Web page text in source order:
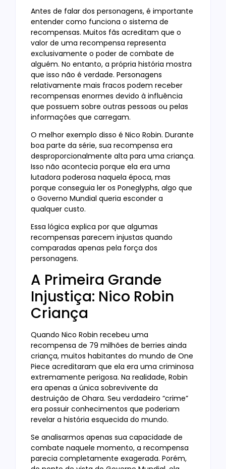
Antes de falar dos personagens, é importante
entender como funciona o sistema de
recompensas. Muitos fãs acreditam que o
valor de uma recompensa representa
exclusivamente o poder de combate de
alguém. No entanto, a própria história mostra
que isso não é verdade. Personagens
relativamente mais fracos podem receber
recompensas enormes devido à influência
que possuem sobre outras pessoas ou pelas
informações que carregam.
O melhor exemplo disso é Nico Robin. Durante
boa parte da série, sua recompensa era
desproporcionalmente alta para uma criança.
Isso não acontecia porque ela era uma
lutadora poderosa naquela época, mas
porque conseguia ler os Poneglyphs, algo que
o Governo Mundial queria esconder a
qualquer custo.
Essa lógica explica por que algumas
recompensas parecem injustas quando
comparadas apenas pela força dos
personagens.
A Primeira Grande
Injustiça: Nico Robin
Criança
Quando Nico Robin recebeu uma
recompensa de 79 milhões de berries ainda
criança, muitos habitantes do mundo de One
Piece acreditaram que ela era uma criminosa
extremamente perigosa. Na realidade, Robin
era apenas a única sobrevivente da
destruição de Ohara. Seu verdadeiro “crime”
era possuir conhecimentos que poderiam
revelar a história esquecida do mundo.
Se analisarmos apenas sua capacidade de
combate naquele momento, a recompensa
parecia completamente exagerada. Porém,